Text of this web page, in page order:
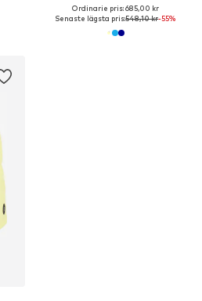
Ordinarie pris: 685,00 kr
Senaste lägsta pris:548,10 kr-55%